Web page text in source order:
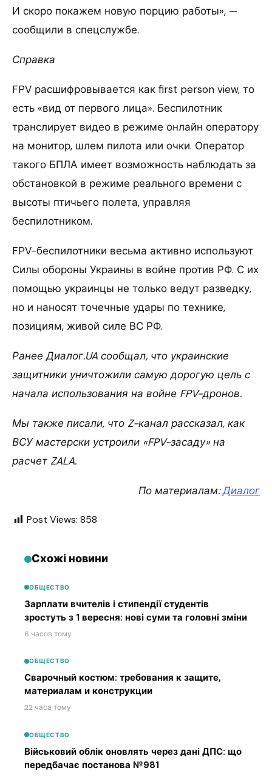
И скоро покажем новую порцию работы», —
сообщили в спецслужбе.
Справка
FPV расшифровывается как first person view, то
есть «вид от первого лица». Беспилотник
транслирует видео в режиме онлайн оператору
на монитор, шлем пилота или очки. Оператор
такого БПЛА имеет возможность наблюдать за
обстановкой в режиме реального времени с
высоты птичьего полета, управляя
беспилотником.
FPV-беспилотники весьма активно используют
Силы обороны Украины в войне против РФ. С их
помощью украинцы не только ведут разведку,
но и наносят точечные удары по технике,
позициям, живой силе ВС РФ.
Ранее Диалог.UA сообщал, что украинские
защитники уничтожили самую дорогую цель с
начала использования на войне FPV-дронов.
Мы также писали, что Z-канал рассказал, как
ВСУ мастерски устроили «FPV-засаду» на
расчет ZALA.
По материалам:Диалог
Post Views: 858
Схожі новини
ОБЩЕСТВО
Зарплати вчителів і стипендії студентів
зростуть з 1 вересня: нові суми та головні зміни
6 часов тому
ОБЩЕСТВО
Сварочный костюм: требования к защите,
материалам и конструкции
22 часа тому
ОБЩЕСТВО
Військовий облік оновлять через дані ДПС: що
передбачає постанова №981